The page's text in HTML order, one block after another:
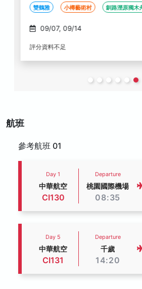
黑岳纜車、流冰硝子館DIY玻璃杯
雙鶴雅 小樽藝術村 釧路溼原獨木舟
09/07, 09/14
評分資料不足
航班
參考航班 01
Day 1
中華航空
CI130
Departure
桃園國際機場
08:35
Day 5
中華航空
CI131
Departure
千歲
14:20